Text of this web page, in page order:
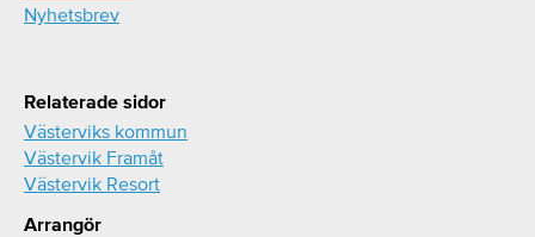
Nyhetsbrev
Relaterade sidor
Västerviks kommun
Västervik Framåt
Västervik Resort
Arrangör